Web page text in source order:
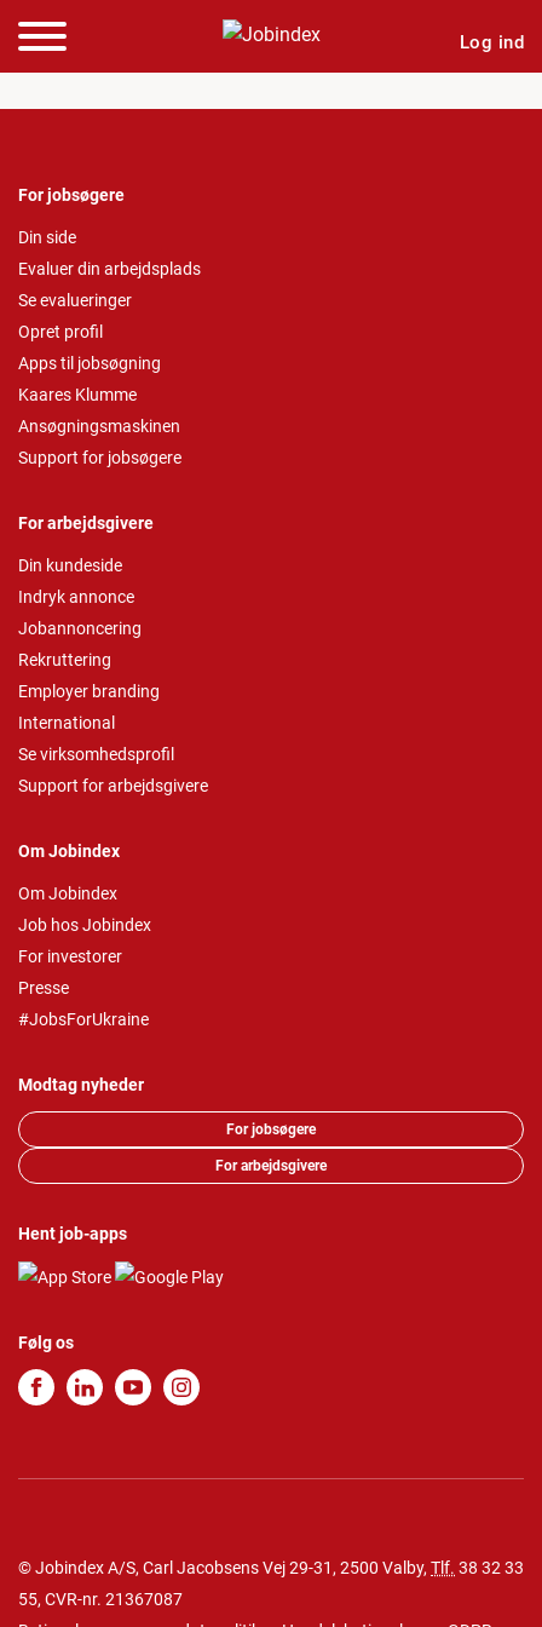
Log ind
For jobsøgere
Din side
Evaluer din arbejdsplads
Se evalueringer
Opret profil
Apps til jobsøgning
Kaares Klumme
Ansøgningsmaskinen
Support for jobsøgere
For arbejdsgivere
Din kundeside
Indryk annonce
Jobannoncering
Rekruttering
Employer branding
International
Se virksomhedsprofil
Support for arbejdsgivere
Om Jobindex
Om Jobindex
Job hos Jobindex
For investorer
Presse
#JobsForUkraine
Modtag nyheder
For jobsøgere
For arbejdsgivere
Hent job-apps
Følg os
© Jobindex A/S, Carl Jacobsens Vej 29-31, 2500 Valby, Tlf. 38 32 33
55, CVR-nr. 21367087